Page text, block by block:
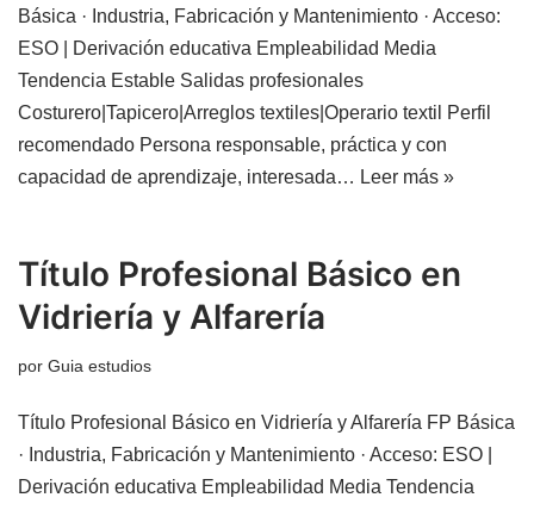
Básica · Industria, Fabricación y Mantenimiento · Acceso:
ESO | Derivación educativa Empleabilidad Media
Tendencia Estable Salidas profesionales
Costurero|Tapicero|Arreglos textiles|Operario textil Perfil
recomendado Persona responsable, práctica y con
capacidad de aprendizaje, interesada… Leer más »
Título Profesional Básico en
Vidriería y Alfarería
por Guia estudios
Título Profesional Básico en Vidriería y Alfarería FP Básica
· Industria, Fabricación y Mantenimiento · Acceso: ESO |
Derivación educativa Empleabilidad Media Tendencia